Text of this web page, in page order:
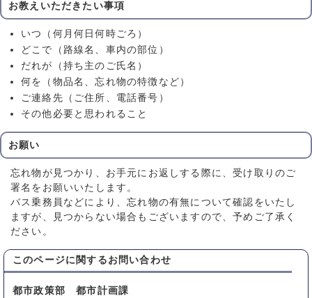
お教えいただきたい事項
いつ（何月何日何時ごろ）
どこで（路線名、車内の部位）
だれが（持ち主のご氏名）
何を（物品名、忘れ物の特徴など）
ご連絡先（ご住所、電話番号）
その他必要と思われること
お願い
忘れ物が見つかり、お手元にお返しする際に、受け取りのご
署名をお願いいたします。
バス乗務員などにより、忘れ物の有無について確認をいたし
ますが、見つからない場合もございますので、予めご了承く
ださい。
このページに関する お問い合わせ
都市政策部 都市計画課